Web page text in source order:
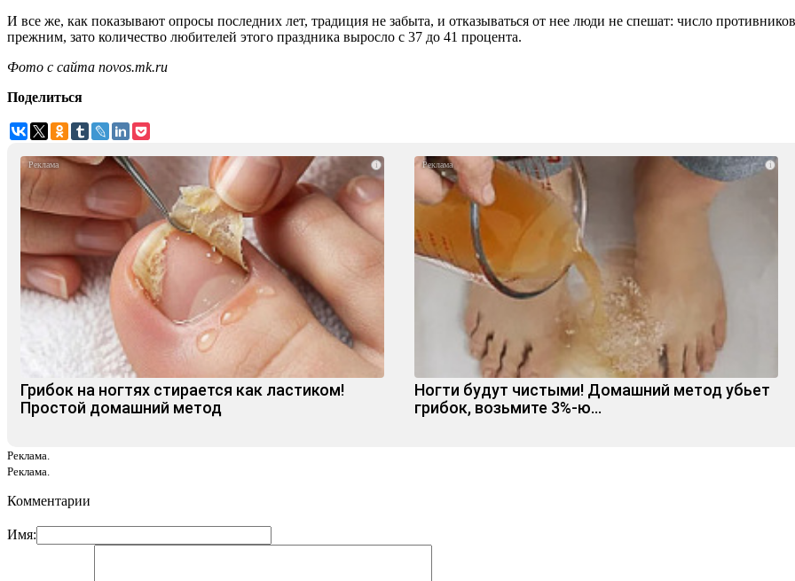
И все же, как показывают опросы последних лет, традиция не забыта, и отказываться от нее люди не спешат: число
прежним, зато количество любителей этого праздника выросло с 37 до 41 процента.
Фото с сайта novos.mk.ru
Поделиться
i
Грибок на ногтях стирается как ластиком!
Простой домашний метод
i
Ногти будут чистыми! Домашний метод убьет
грибок, возьмите 3%-ю…
Реклама.
Реклама.
Комментарии
Имя: